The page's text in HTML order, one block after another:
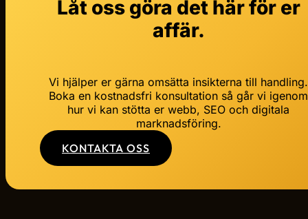
Låt oss göra det här för er
affär.
Vi hjälper er gärna omsätta insikterna till handling.
Boka en kostnadsfri konsultation så går vi igenom
hur vi kan stötta er webb, SEO och digitala
marknadsföring.
KONTAKTA OSS